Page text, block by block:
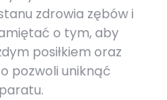
zdrowia zębów i
o tym, aby
posiłkiem oraz
pozwoli uniknąć